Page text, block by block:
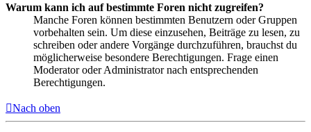
Warum kann ich auf bestimmte Foren nicht zugreifen?
Manche Foren können bestimmten Benutzern oder Gruppen
vorbehalten sein. Um diese einzusehen, Beiträge zu lesen, zu
schreiben oder andere Vorgänge durchzuführen, brauchst du
möglicherweise besondere Berechtigungen. Frage einen
Moderator oder Administrator nach entsprechenden
Berechtigungen.
Nach oben